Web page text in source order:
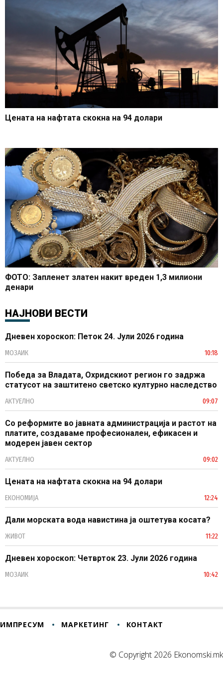
Цената на нафтата скокна на 94 долари
ФОТО: Запленет златен накит вреден 1,3 милиони
денари
НАЈНОВИ ВЕСТИ
Дневен хороскоп: Петок 24. Јули 2026 година
МОЗАИК 10:18
Победа за Владата, Охридскиот регион го задржа
статусот на заштитено светско културно наследство
АКТУЕЛНО 09:07
Со реформите во јавната администрација и растот на
платите, создаваме професионален, ефикасен и
модерен јавен сектор
АКТУЕЛНО 09:02
Цената на нафтата скокна на 94 долари
ЕКОНОМИЈА 12:24
Дали морската вода навистина ја оштетува косата?
ЖИВОТ 11:22
Дневен хороскоп: Четврток 23. Јули 2026 година
МОЗАИК 10:42
ИМПРЕСУМ МАРКЕТИНГ КОНТАКТ
© Copyright 2026 Ekonomski.mk